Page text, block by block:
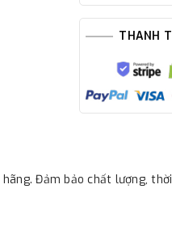
THANH
hãng. Đảm bảo chất lượng,